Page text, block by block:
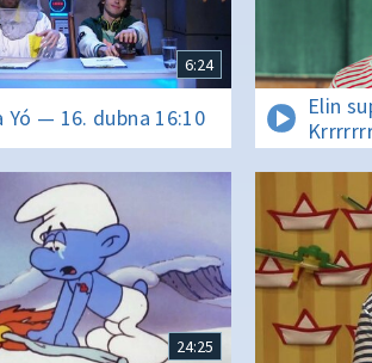
6:24
Yó — 16. dubna 16:10
Elin
24:25